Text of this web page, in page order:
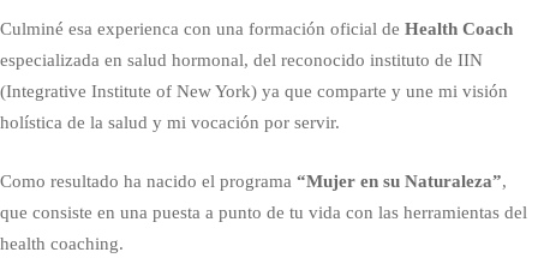
Culminé esa experienca con una formación oficial de Health Coach
especializada en salud hormonal, del reconocido instituto de IIN
(Integrative Institute of New York) ya que comparte y une mi visión
holística de la salud y mi vocación por servir.
Como resultado ha nacido el programa “Mujer en su Naturaleza”,
que consiste en una puesta a punto de tu vida con las herramientas del
health coaching.